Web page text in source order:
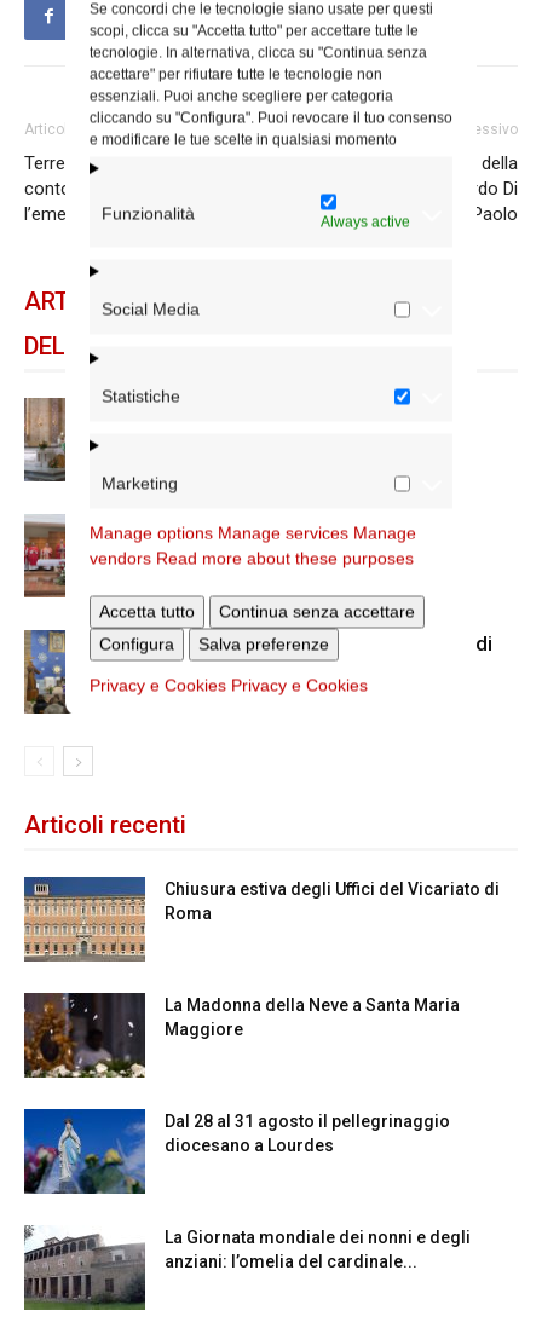
Se concordi che le tecnologie siano usate per questi
scopi, clicca su "Accetta tutto" per accettare tutte le
tecnologie. In alternativa, clicca su "Continua senza
accettare" per rifiutare tutte le tecnologie non
essenziali. Puoi anche scegliere per categoria
cliccando su "Configura". Puoi revocare il tuo consenso
e modificare le tue scelte in qualsiasi momento
Funzionalità Always active
Social Media
Statistiche
Marketing
Manage options Manage services Manage
vendors Read more about these purposes
Accetta tutto
Continua senza accettare
Configura
Salva preferenze
Privacy e Cookies Privacy e Cookies
Articolo precedente
Terremoto in Myanmar: il
conto corrente Caritas per
l’emergenza
Articolo successivo
E’ entrato nella luce della
Resurrezione don Gerardo Di
Paolo
ARTICOLI CORRELATI
DELLO STESSO AUTORE
Reina a S. Maria Ausiliatrice: «La
Il cardinale Reina a Santi Mario e
Compagni Martiri
La visita di Reina a Nostra Signora di
Articoli recenti
Chiusura estiva degli Uffici del Vicariato di
Roma
La Madonna della Neve a Santa Maria
Maggiore
Dal 28 al 31 agosto il pellegrinaggio
diocesano a Lourdes
La Giornata mondiale dei nonni e degli
anziani: l’omelia del cardinale...